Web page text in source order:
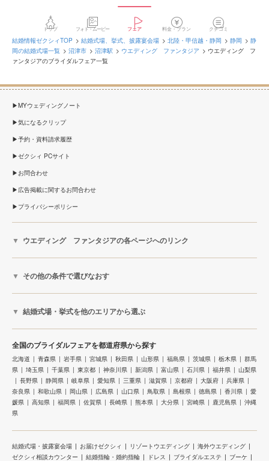
トップ フォト・ムービー フェア 料金・プラン クチコミ
結婚情報ゼクシィTOP 結婚式場、挙式、披露宴会場 北陸・甲信越・静岡 静岡
静
岡の結婚式場一覧
沼津市 沼津駅 ウエディング ファンタジア
ウエディング フ
ァンタジアのブライダルフェア一覧
MYウェディングノート
気になるクリップ
予約・資料請求履歴
ゼクシィ PCサイト
お問合わせ
広告掲載に関するお問合わせ
プライバシーポリシー
ウエディング ファンタジアの各ページへのリンク
その他の条件で選びなおす
結婚式場・挙式を他のエリアから選ぶ
全国のブライダルフェアを都道府県から探す
北海道 青森県 岩手県 宮城県 秋田県 山形県 福島県 茨城県 栃木県
群馬
県
埼玉県 千葉県 東京都 神奈川県 新潟県 富山県 石川県 福井県
山梨県
長野県
静岡県 岐阜県 愛知県 三重県 滋賀県 京都府 大阪府
兵庫県
奈良県
和歌山県 岡山県 広島県 山口県 鳥取県 島根県 徳島県 香川県
愛
媛県
高知県 福岡県 佐賀県 長崎県 熊本県 大分県 宮崎県 鹿児島県
沖縄
県
結婚式場・披露宴会場 お届けゼクシィ リゾートウエディング
海外ウエディング
ゼクシィ相談カウンター
結婚指輪・婚約指輪 ドレス ブライダルエステ ブーケ